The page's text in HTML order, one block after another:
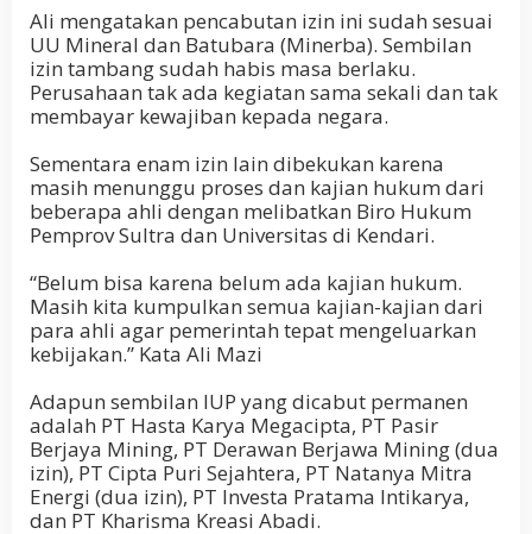
Ali mengatakan pencabutan izin ini sudah sesuai
UU Mineral dan Batubara (Minerba). Sembilan
izin tambang sudah habis masa berlaku.
Perusahaan tak ada kegiatan sama sekali dan tak
membayar kewajiban kepada negara.
Sementara enam izin lain dibekukan karena
masih menunggu proses dan kajian hukum dari
beberapa ahli dengan melibatkan Biro Hukum
Pemprov Sultra dan Universitas di Kendari.
“Belum bisa karena belum ada kajian hukum.
Masih kita kumpulkan semua kajian-kajian dari
para ahli agar pemerintah tepat mengeluarkan
kebijakan.” Kata Ali Mazi
Adapun sembilan IUP yang dicabut permanen
adalah PT Hasta Karya Megacipta, PT Pasir
Berjaya Mining, PT Derawan Berjawa Mining (dua
izin), PT Cipta Puri Sejahtera, PT Natanya Mitra
Energi (dua izin), PT Investa Pratama Intikarya,
dan PT Kharisma Kreasi Abadi.